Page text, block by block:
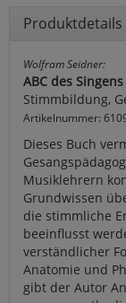
Produktdetails
Wolfram Seidner:
ABC des Singens
Stimmbildung,
Artikelnummer:
Dieses Buch
Musiklehrern
Grundwissen
die stimmliche
beeinflusst
verständlicher
Anatomie und
gibt der Autor